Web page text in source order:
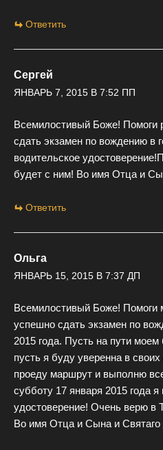
Ответить
Сергей
ЯНВАРЬ 7, 2015 В 7:52 ПП
Всемилостивый Боже! Помоги
сдать экзамен по вождению в
водительское
будет с ним! Во имя Отца и
Ответить
Ольга
ЯНВАРЬ 15, 2015 В 7:37 ДП
Всемилостивый Боже! Помоги
успешно сдать экзамен по
2015 года. Пусть на пути моем
пусть я буду уверенна в
проеду маршрут и выполню
субботу 17 января 2015 года
удостоверение! Очень верю
Во имя Отца и Сына и